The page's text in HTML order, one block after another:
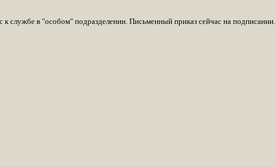
к службе в "особом" подразделении. Письменный приказ сейчас на подписании.